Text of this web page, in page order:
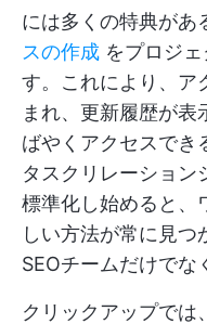
には多くの特典があ
スの作成 をプロジ
す。これにより、ア
まれ、更新履歴が
ばやくアクセスでき
タスクリレーション
標準化し始めると、
しい方法が常に見つ
SEOチームだけでな
クリックアップでは